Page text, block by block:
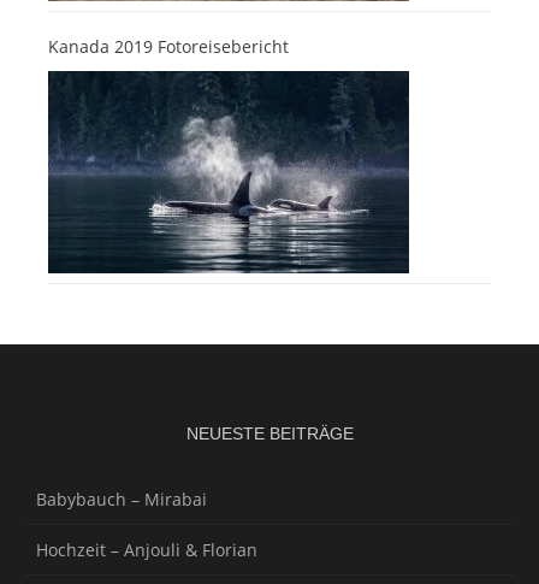
Kanada 2019 Fotoreisebericht
NEUESTE BEITRÄGE
Babybauch – Mirabai
Hochzeit – Anjouli & Florian